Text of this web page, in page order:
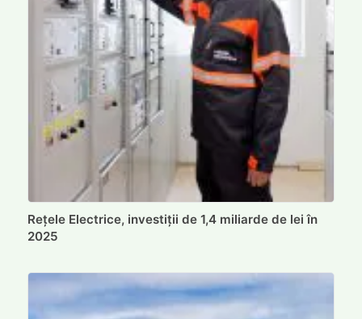
Rețele Electrice, investiții de 1,4 miliarde de lei în
2025